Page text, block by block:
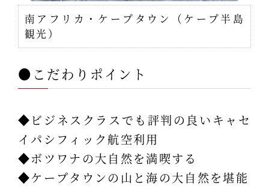
南アフリカ・ケープタウン（ケープ半島
観光）
●こだわりポイント
◆ビジネスクラスでも評判の良いキャセ
イパシフィック航空利用
◆ボツワナの大自然を満喫する
◆ケープタウンの山と海の大自然を堪能